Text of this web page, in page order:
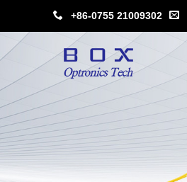
+86-0755 21009302